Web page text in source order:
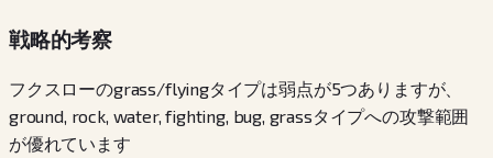
戦略的考察
フクスローのgrass/flyingタイプは弱点が5つありますが、
ground, rock, water, fighting, bug, grassタイプへの攻撃範囲
が優れています